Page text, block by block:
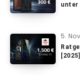
unter
5.
[2025]